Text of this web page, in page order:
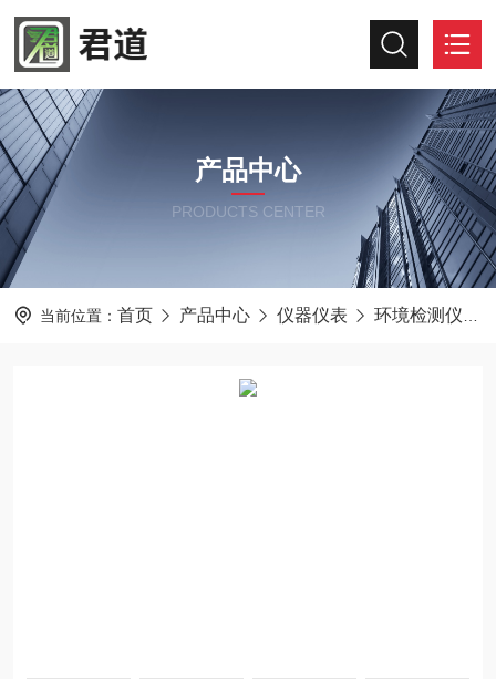
产品中心
PRODUCTS CENTER
当前位置： 首页 产品中心 仪器仪表 环境检测仪器